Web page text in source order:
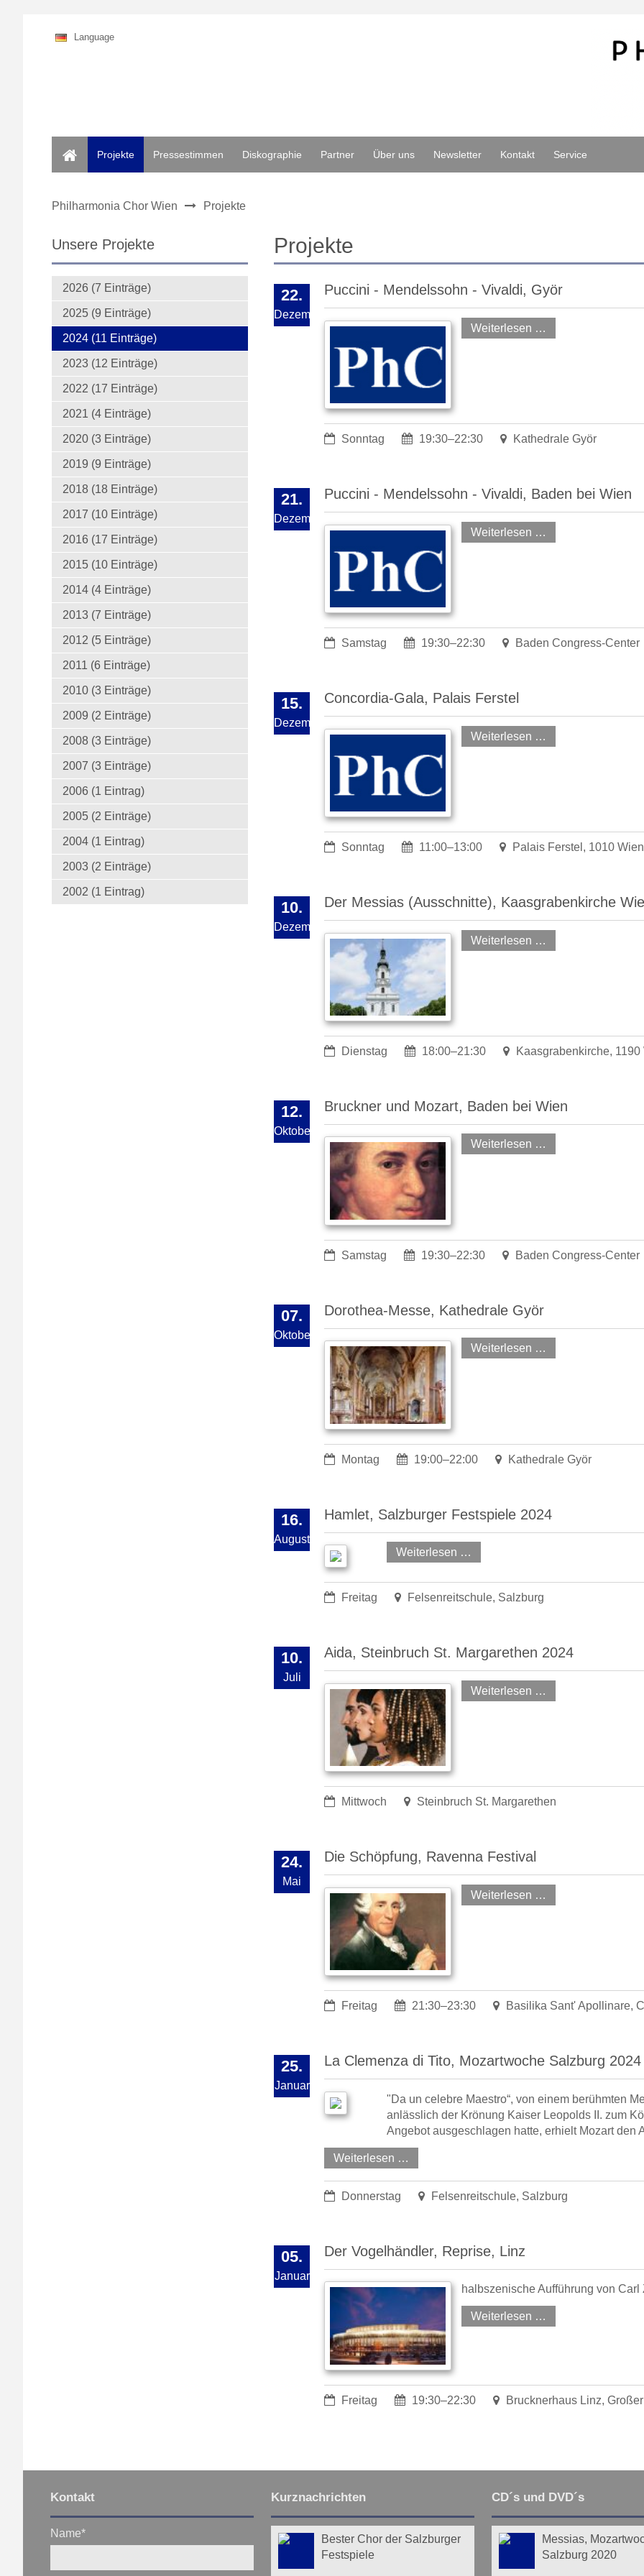
Language
Projekte
Pressestimmen Diskographie Partner Über uns Newsletter Kontakt Service
Philharmonia Chor Wien Projekte
Projekte
22.
Dezember
Puccini - Mendelssohn - Vivaldi, Györ
Weiterlesen …
Sonntag 19:30–22:30 Kathedrale Györ
21.
Dezember
Puccini - Mendelssohn - Vivaldi, Baden bei Wien
Weiterlesen …
Samstag 19:30–22:30 Baden Congress-Center
15.
Dezember
Concordia-Gala, Palais Ferstel
Weiterlesen …
Sonntag 11:00–13:00 Palais Ferstel, 1010 Wien
10.
Dezember
Der Messias (Ausschnitte), Kaasgrabenkirche
Weiterlesen …
Dienstag 18:00–21:30 Kaasgrabenkirche, 1190
12.
Oktober
Bruckner und Mozart, Baden bei Wien
Weiterlesen …
Samstag 19:30–22:30 Baden Congress-Center
07.
Oktober
Dorothea-Messe, Kathedrale Györ
Weiterlesen …
Montag 19:00–22:00 Kathedrale Györ
16.
August
Hamlet, Salzburger Festspiele 2024
Weiterlesen …
Freitag Felsenreitschule, Salzburg
10.
Juli
Aida, Steinbruch St. Margarethen 2024
Weiterlesen …
Mittwoch Steinbruch St. Margarethen
24.
Mai
Die Schöpfung, Ravenna Festival
Weiterlesen …
Freitag 21:30–23:30 Basilika Sant' Apollinare,
25.
Januar
La Clemenza di Tito, Mozartwoche Salzburg 2024
"Da un celebre Maestro“, von einem berühmten
anlässlich der Krönung Kaiser Leopolds II. zum
Angebot ausgeschlagen hatte, erhielt Mozart den
Weiterlesen …
Donnerstag Felsenreitschule, Salzburg
05.
Januar
Der Vogelhändler, Reprise, Linz
halbszenische Aufführung von
Weiterlesen …
Freitag 19:30–22:30 Brucknerhaus Linz,
Unsere Projekte
2026 (7 Einträge)
2025 (9 Einträge)
2024 (11 Einträge)
2023 (12 Einträge)
2022 (17 Einträge)
2021 (4 Einträge)
2020 (3 Einträge)
2019 (9 Einträge)
2018 (18 Einträge)
2017 (10 Einträge)
2016 (17 Einträge)
2015 (10 Einträge)
2014 (4 Einträge)
2013 (7 Einträge)
2012 (5 Einträge)
2011 (6 Einträge)
2010 (3 Einträge)
2009 (2 Einträge)
2008 (3 Einträge)
2007 (3 Einträge)
2006 (1 Eintrag)
2005 (2 Einträge)
2004 (1 Eintrag)
2003 (2 Einträge)
2002 (1 Eintrag)
Kontakt
Name*
Kurznachrichten
Bester Chor der Salzburger
Festspiele
CD´s und DVD´s
Messias,
Salzburg 2020